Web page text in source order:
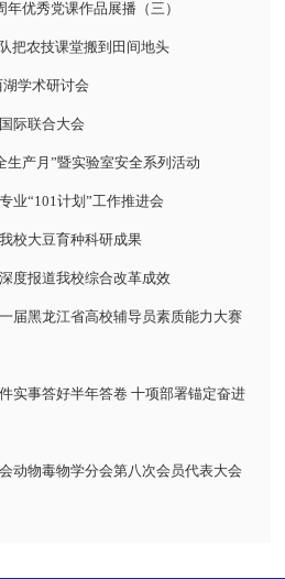
优秀党课作品展播（三）
把农技课堂搬到田间地头
学术研讨会
际联合大会
生产月”暨实验室安全系列活动
业“101计划”工作推进会
校大豆育种科研成果
度报道我校综合改革成效
届黑龙江省高校辅导员素质能力大赛
实事答好半年答卷 十项部署锚定奋进
动物毒物学分会第八次会员代表大会